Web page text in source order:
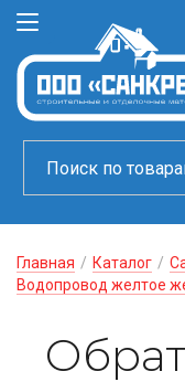
Главная / Каталог /
Водопровод желтое